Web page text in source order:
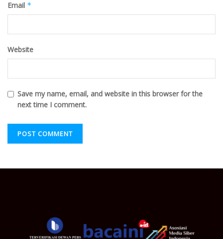
Email *
Website
Save my name, email, and website in this browser for the
next time I comment.